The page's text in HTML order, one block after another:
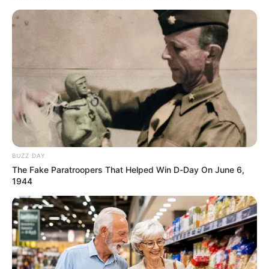
BUZZ DAY
The Fake Paratroopers That Helped Win D-Day On June 6,
1944